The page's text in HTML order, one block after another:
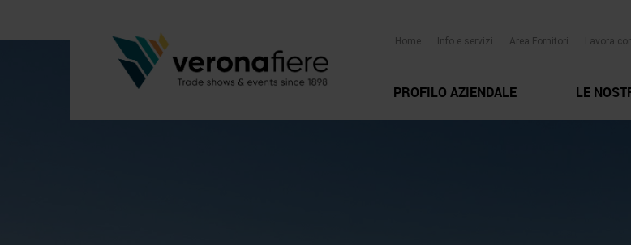
Home Info e servizi Area Fornitori Lavora
PROFILO AZIENDALE LE